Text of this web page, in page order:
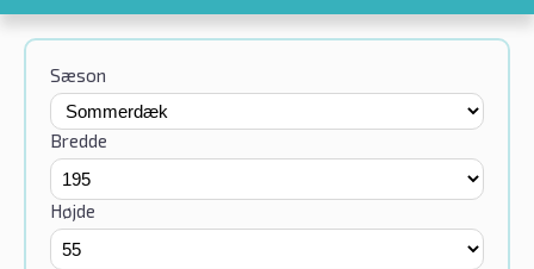
Sæson
Bredde
Højde